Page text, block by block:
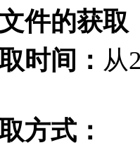
件的获取
时间： 从
方式：